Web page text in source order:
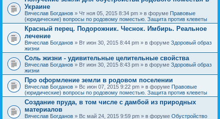
Украине
Вячеслав Богданов » Чт ноя 05, 2015 8:34 pm » в форуме Правовые
(юридические) вопросы по родовому поместью. Защита против клеветы
Красный перец. Подорожник. Чеснок. Имбирь. Реальное
лечение
Вячеслав Богданов » Вт июн 30, 2015 8:44 pm » в форуме Здоровый образ
жизни
Соль жизни - удивительные целительные свойства
Вячеслав Богданов » Вт июн 30, 2015 8:43 pm » в форуме Здоровый образ
жизни
Про оформление земли в родовом поселении
Вячеслав Богданов » Вс июн 07, 2015 9:22 pm » в форуме Правовые
(юридические) вопросы по родовому поместью. Защита против клеветы
Создание пруда, в том числе с дамбой из природных
материалов
Вячеслав Богданов » Вс май 24, 2015 9:59 pm » в форуме Обустройство